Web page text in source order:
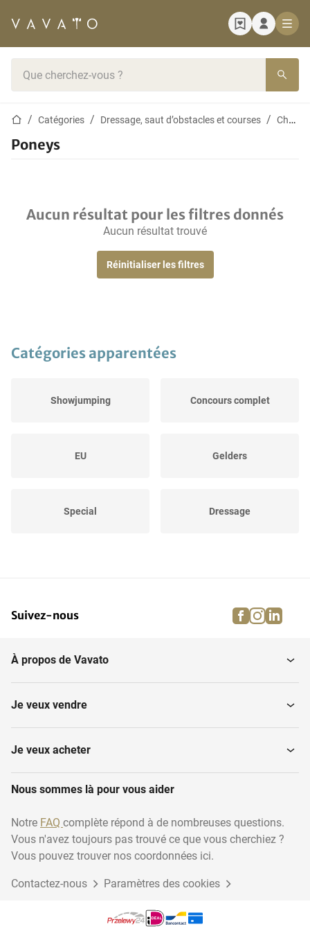
Page d'accueil
Catégories Dressage, saut d’obstacles et courses Chevaux
Poneys
Aucun résultat pour les filtres donnés
Aucun résultat trouvé
Réinitialiser les filtres
Catégories apparentées
Showjumping Concours complet
EU Gelders
Special Dressage
Suivez-nous facebook
À propos de Vavato
Je veux vendre
Je veux acheter
Nous sommes là pour vous aider
Notre FAQ complète répond à de nombreuses questions.
Vous n'avez toujours pas trouvé ce que vous cherchiez ?
Vous pouvez trouver nos coordonnées ici.
Contactez-nous Paramètres des cookies